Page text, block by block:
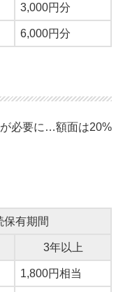
3,000円分
6,000円分
必要に…額面は20%
保有期間
3年以上
1,800円相当